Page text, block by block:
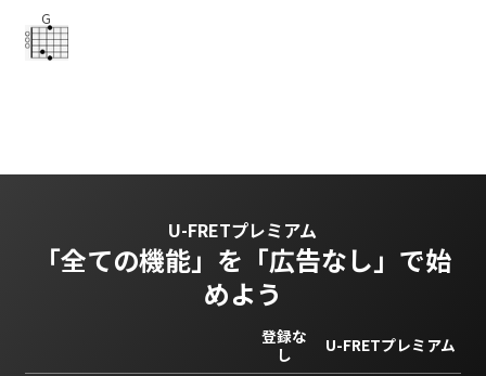
G
U-FRETプレミアム
「全ての機能」を 「広告なし」で始
めよう
登録な
し
U-FRETプレミアム